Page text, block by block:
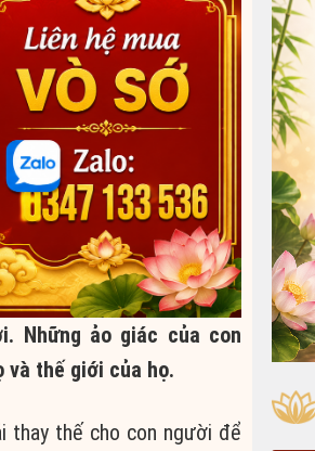
Những ảo giác của con
và thế giới của họ.
thay thế cho con người để